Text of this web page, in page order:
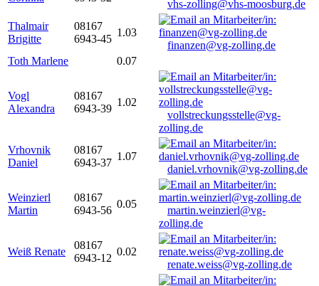
vhs-zolling@vhs-moosburg.de
Thalmair
Brigitte
08167
6943-45
1.03
finanzen@vg-zolling.de
Toth Marlene
0.07
Vogl
Alexandra
08167
6943-39
1.02
vollstreckungsstelle@vg-
zolling.de
Vrhovnik
Daniel
08167
6943-37
1.07
daniel.vrhovnik@vg-zolling.de
Weinzierl
Martin
08167
6943-56
0.05
martin.weinzierl@vg-
zolling.de
Weiß Renate
08167
6943-12
0.02
renate.weiss@vg-zolling.de